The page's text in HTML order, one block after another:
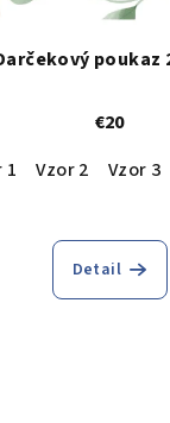
poukaz
€20
1
Vzor 2 Vzor 3
Detail